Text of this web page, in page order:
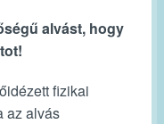
alvást, hogy
fizikai
az alvás